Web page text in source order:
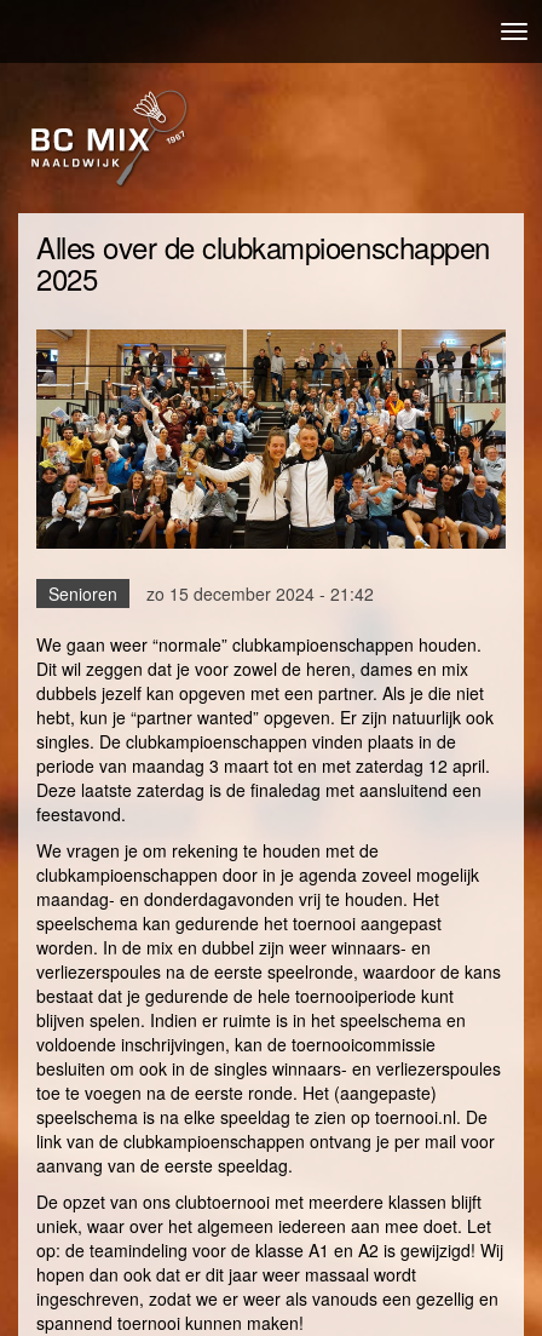
naar
gaan
Alles over de clubkampioenschappen
2025
Senioren zo 15 december 2024 - 21:42
We gaan weer “normale” clubkampioenschappen houden.
Dit wil zeggen dat je voor zowel de heren, dames en mix
dubbels jezelf kan opgeven met een partner. Als je die niet
hebt, kun je “partner wanted” opgeven. Er zijn natuurlijk ook
singles. De clubkampioenschappen vinden plaats in de
periode van maandag 3 maart tot en met zaterdag 12 april.
Deze laatste zaterdag is de finaledag met aansluitend een
feestavond.
We vragen je om rekening te houden met de
clubkampioenschappen door in je agenda zoveel mogelijk
maandag- en donderdagavonden vrij te houden. Het
speelschema kan gedurende het toernooi aangepast
worden. In de mix en dubbel zijn weer winnaars- en
verliezerspoules na de eerste speelronde, waardoor de kans
bestaat dat je gedurende de hele toernooiperiode kunt
blijven spelen. Indien er ruimte is in het speelschema en
voldoende inschrijvingen, kan de toernooicommissie
besluiten om ook in de singles winnaars- en verliezerspoules
toe te voegen na de eerste ronde. Het (aangepaste)
speelschema is na elke speeldag te zien op toernooi.nl. De
link van de clubkampioenschappen ontvang je per mail voor
aanvang van de eerste speeldag.
De opzet van ons clubtoernooi met meerdere klassen blijft
uniek, waar over het algemeen iedereen aan mee doet. Let
op: de teamindeling voor de klasse A1 en A2 is gewijzigd! Wij
hopen dan ook dat er dit jaar weer massaal wordt
ingeschreven, zodat we er weer als vanouds een gezellig en
spannend toernooi kunnen maken!